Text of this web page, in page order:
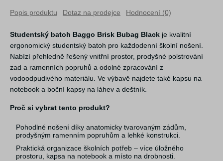
Popis produktu Dotaz na prodejce Hodnocení (0)
Studentský batoh Baggo Brisk Bubag Black je kvalitní
ergonomický studentský batoh pro každodenní školní nošení.
Nabízí přehledně řešený vnitřní prostor, prodyšné polstrování
zad a ramenních popruhů a odolné zpracování z
vodoodpudivého materiálu. Ve výbavě najdete také kapsu na
notebook a boční kapsy na láhev a deštník.
Proč si vybrat tento produkt?
Pohodlné nošení díky anatomicky tvarovaným zádům,
prodyšným ramenním popruhům a lehké konstrukci.
Praktická organizace školních potřeb – více úložného
prostoru, kapsa na notebook a místo na drobnosti.